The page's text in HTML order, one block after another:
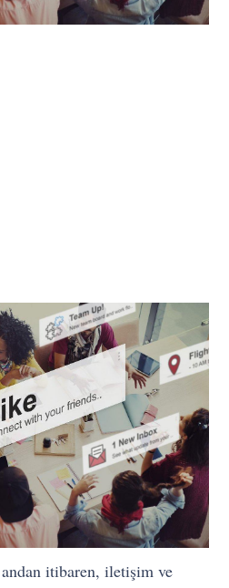
andan itibaren, iletişim ve